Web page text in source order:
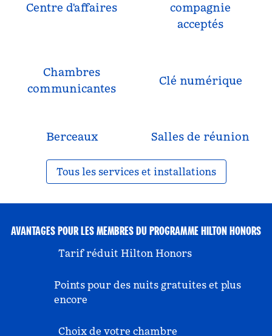
Centre d'affaires
compagnie
acceptés
Chambres
communicantes
Clé numérique
Berceaux Salles de réunion
Tous les services et installations
AVANTAGES POUR LES MEMBRES DU PROGRAMME HILTON HONORS
Tarif réduit Hilton Honors
Points pour des nuits gratuites et plus
encore
Choix de votre chambre